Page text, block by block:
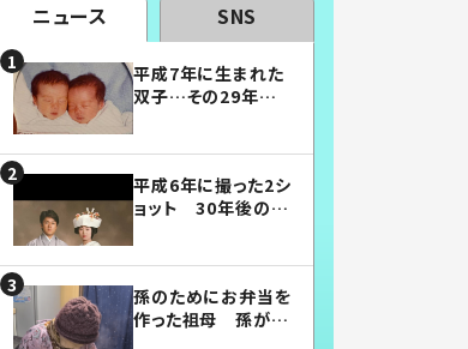
ニュース SNS
平成7年に生まれた
双子…その29年後
平成6年に撮った2シ
ョット 30年後の姿
孫のためにお弁当を
作った祖母 孫が絶